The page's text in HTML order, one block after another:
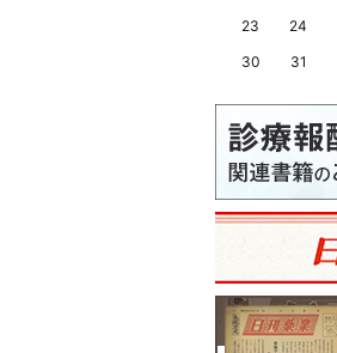
23
24
30
31